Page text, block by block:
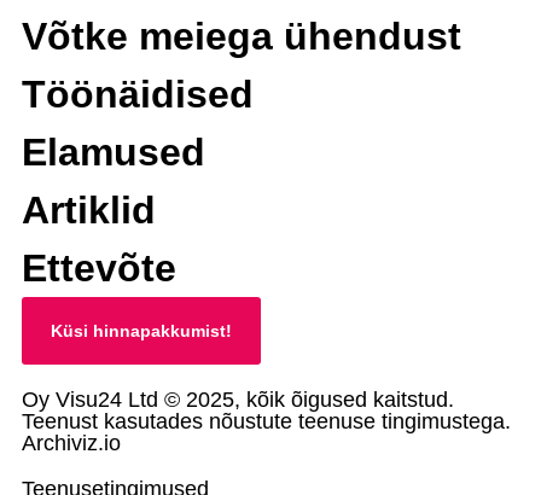
Võtke meiega ühendust
Töönäidised
Elamused
Artiklid
Ettevõte
Küsi hinnapakkumist!
Oy Visu24 Ltd © 2025, kõik õigused kaitstud.
Teenust kasutades nõustute teenuse tingimustega.
Archiviz.io
Teenusetingimused